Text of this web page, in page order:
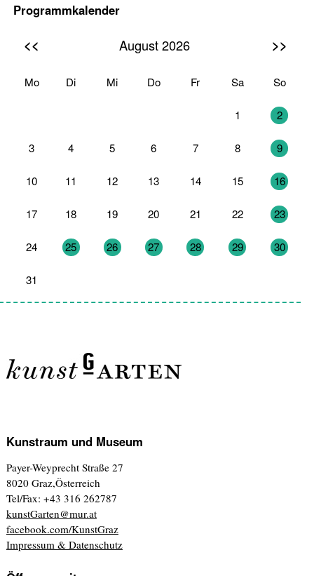
Programmkalender
<< August 2026 >>
Mo Di Mi Do Fr Sa So
1 2
3 4 5 6 7 8 9
10 11 12 13 14 15 16
17 18 19 20 21 22 23
24 25 26 27 28 29 30
31
Kunstraum und Museum
Payer-Weyprecht Straße 27
8020 Graz,Österreich
Tel/Fax: +43 316 262787
kunstGarten@mur.at
facebook.com/KunstGraz
Impressum & Datenschutz